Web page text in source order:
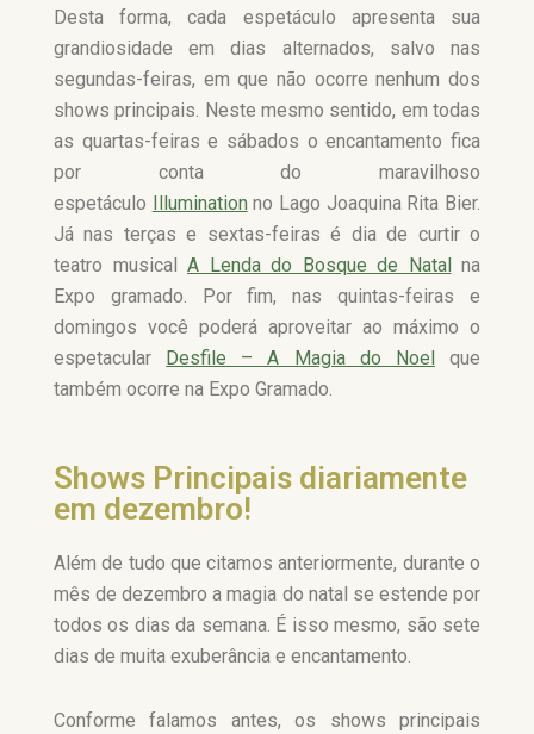
Desta forma, cada espetáculo apresenta sua
grandiosidade em dias alternados, salvo nas
segundas-feiras, em que não ocorre nenhum dos
shows principais. Neste mesmo sentido, em todas
as quartas-feiras e sábados o encantamento fica
por conta do maravilhoso
espetáculo Illumination no Lago Joaquina Rita Bier.
Já nas terças e sextas-feiras é dia de curtir o
teatro musical A Lenda do Bosque de Natalna
Expo gramado. Por fim, nas quintas-feiras e
domingos você poderá aproveitar ao máximo o
espetacular Desfile – A Magia do Noelque
também ocorre na Expo Gramado.
Shows Principais diariamente
em dezembro!
Além de tudo que citamos anteriormente, durante o
mês de dezembro a magia do natal se estende por
todos os dias da semana. É isso mesmo, são sete
dias de muita exuberância e encantamento.
Conforme falamos antes, os shows principais